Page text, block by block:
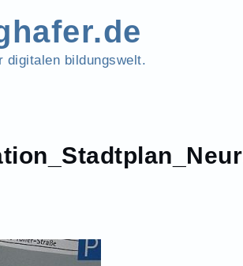
digitalen bildungswelt.